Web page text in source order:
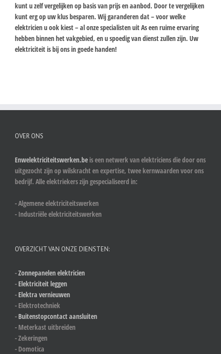
kunt u zelf vergelijken op basis van prijs en aanbod. Door te vergelijken
kunt erg op uw klus besparen. Wij garanderen dat – voor welke
elektricien u ook kiest – al onze specialisten uit As een ruime ervaring
hebben binnen het vakgebied, en u spoedig van dienst zullen zijn. Uw
elektriciteit is bij ons in goede handen!
OVER ONS
Enwelektriciteitswerken.be is een netwerk van elektriciens die door ons
uitgezocht zijn op wilskracht en expertise, twee kernwaarden voor ons
bedrijf. Alle elektriekers zijn gespecialiseerd in:
- Algemene elektriciteitswerken
- Industriële elektriciteitswerken
OVERZICHT VAN ONZE DIENSTEN:
-Zonnepanelen elektricien
- Elektriciteit leggen
- Elektra vernieuwen
- Elektrotechniek
- Buitenstopcontact aansluiten
- Meterkast uitbreiden
- Zekeringen
- Domotica